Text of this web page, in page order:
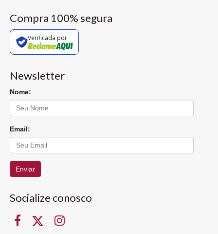
Compra 100% segura
Verificada por
Newsletter
Nome:
Email:
Enviar
Socialize conosco